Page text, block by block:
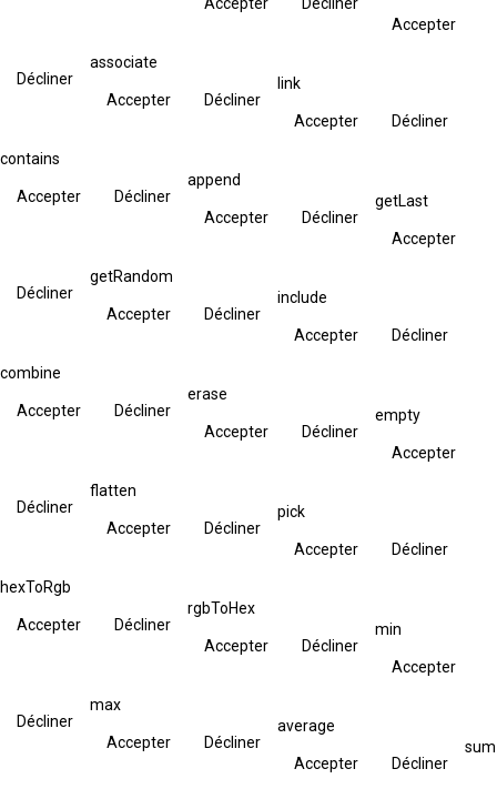
Accepter
Décliner
associate
Accepter Décliner
link
Accepter Décliner
contains
Accepter Décliner
append
Accepter Décliner
getLast
Accepter
Décliner
getRandom
Accepter Décliner
include
Accepter Décliner
combine
Accepter Décliner
erase
Accepter Décliner
empty
Accepter
Décliner
flatten
Accepter Décliner
pick
Accepter Décliner
hexToRgb
Accepter Décliner
rgbToHex
Accepter Décliner
min
Accepter
Décliner
max
Accepter Décliner
average
Accepter Décliner
sum